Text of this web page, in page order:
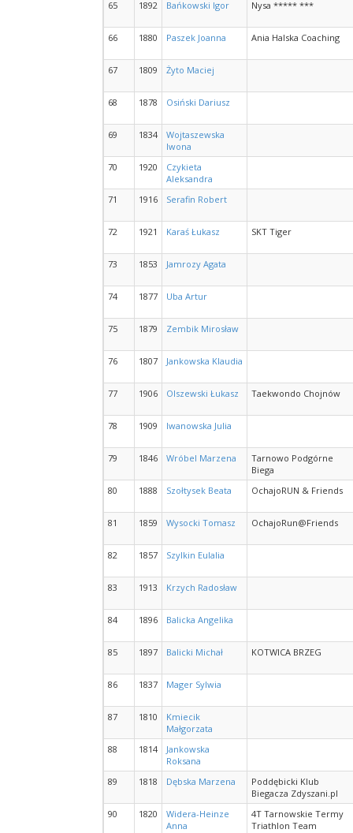
65 1892 Bańkowski Igor Nysa ***** ***
66 1880 Paszek Joanna Ania Halska Coaching
67 1809 Żyto Maciej
68 1878 Osiński Dariusz
69 1834
Wojtaszewska
Iwona
70
1920
Czykieta
Aleksandra
71
1916 Serafin Robert
72 1921 Karaś Łukasz SKT Tiger
73 1853 Jamrozy Agata
74 1877 Uba Artur
75 1879 Zembik Mirosław
76 1807 Jankowska Klaudia
77 1906 Olszewski Łukasz Taekwondo Chojnów
78 1909 Iwanowska Julia
79 1846 Wróbel Marzena
Tarnowo Podgórne
Biega
80
1888 Szołtysek Beata OchajoRUN & Friends
81 1859 Wysocki Tomasz OchajoRun@Friends
82 1857 Szylkin Eulalia
83 1913 Krzych Radosław
84 1896 Balicka Angelika
85 1897 Balicki Michał KOTWICA BRZEG
86 1837 Mager Sylwia
87 1810
Kmiecik
Małgorzata
88
1814
Jankowska
Roksana
89
1818 Dębska Marzena
Poddębicki Klub
Biegacza Zdyszani.pl
90
1820
Widera-Heinze
Anna
4T Tarnowskie Termy
Triathlon Team